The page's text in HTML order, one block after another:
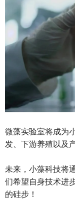
微藻实验室将成为
发、下游养殖以及
未来，小藻科技将
们希望自身技术进
的硅步！